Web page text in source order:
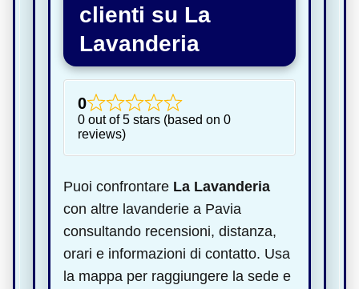
clienti su La
Lavanderia
0
0 out of 5 stars (based on 0
reviews)
Puoi confrontare La Lavanderia
con altre lavanderie a Pavia
consultando recensioni, distanza,
orari e informazioni di contatto. Usa
la mappa per raggiungere la sede e